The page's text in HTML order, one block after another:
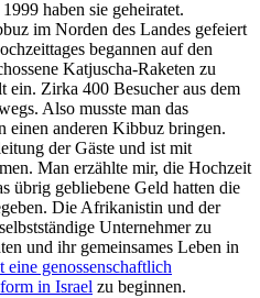
haben sie geheiratet.
im Norden des Landes gefeiert
begannen auf den
Katjuscha-Raketen zu
ein. Zirka 400 Besucher aus dem
Also musste man das
einen anderen Kibbuz bringen.
der Gäste und ist mit
Man erzählte mir, die Hochzeit
übrig gebliebene Geld hatten die
Die Afrikanistin und der
Unternehmer zu
und ihr gemeinsames Leben in
eine genossenschaftlich
in Israel zu beginnen.